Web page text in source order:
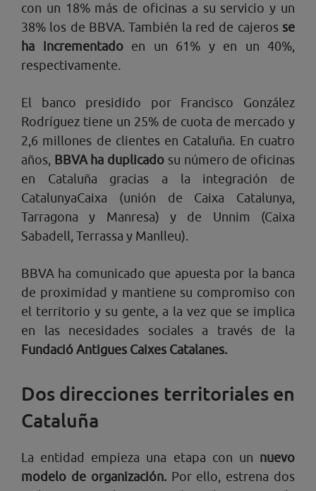
con un 18% más de oficinas a su servicio y un
38% los de BBVA. También la red de cajeros se
ha incrementadoen un 61% y en un 40%,
respectivamente.
El banco presidido por Francisco González
Rodríguez tiene un 25% de cuota de mercado y
2,6 millones de clientes en Cataluña. En cuatro
años, BBVA ha duplicado su número de oficinas
en Cataluña gracias a la integración de
CatalunyaCaixa (unión de Caixa Catalunya,
Tarragona y Manresa) y de Unnim (Caixa
Sabadell, Terrassa y Manlleu).
BBVA ha comunicado que apuesta por la banca
de proximidad y mantiene su compromiso con
el territorio y su gente, a la vez que se implica
en las necesidades sociales a través de la
Fundació Antigues Caixes Catalanes.
Dos direcciones territoriales en
Cataluña
La entidad empieza una etapa con un nuevo
modelo de organización.Por ello, estrena dos